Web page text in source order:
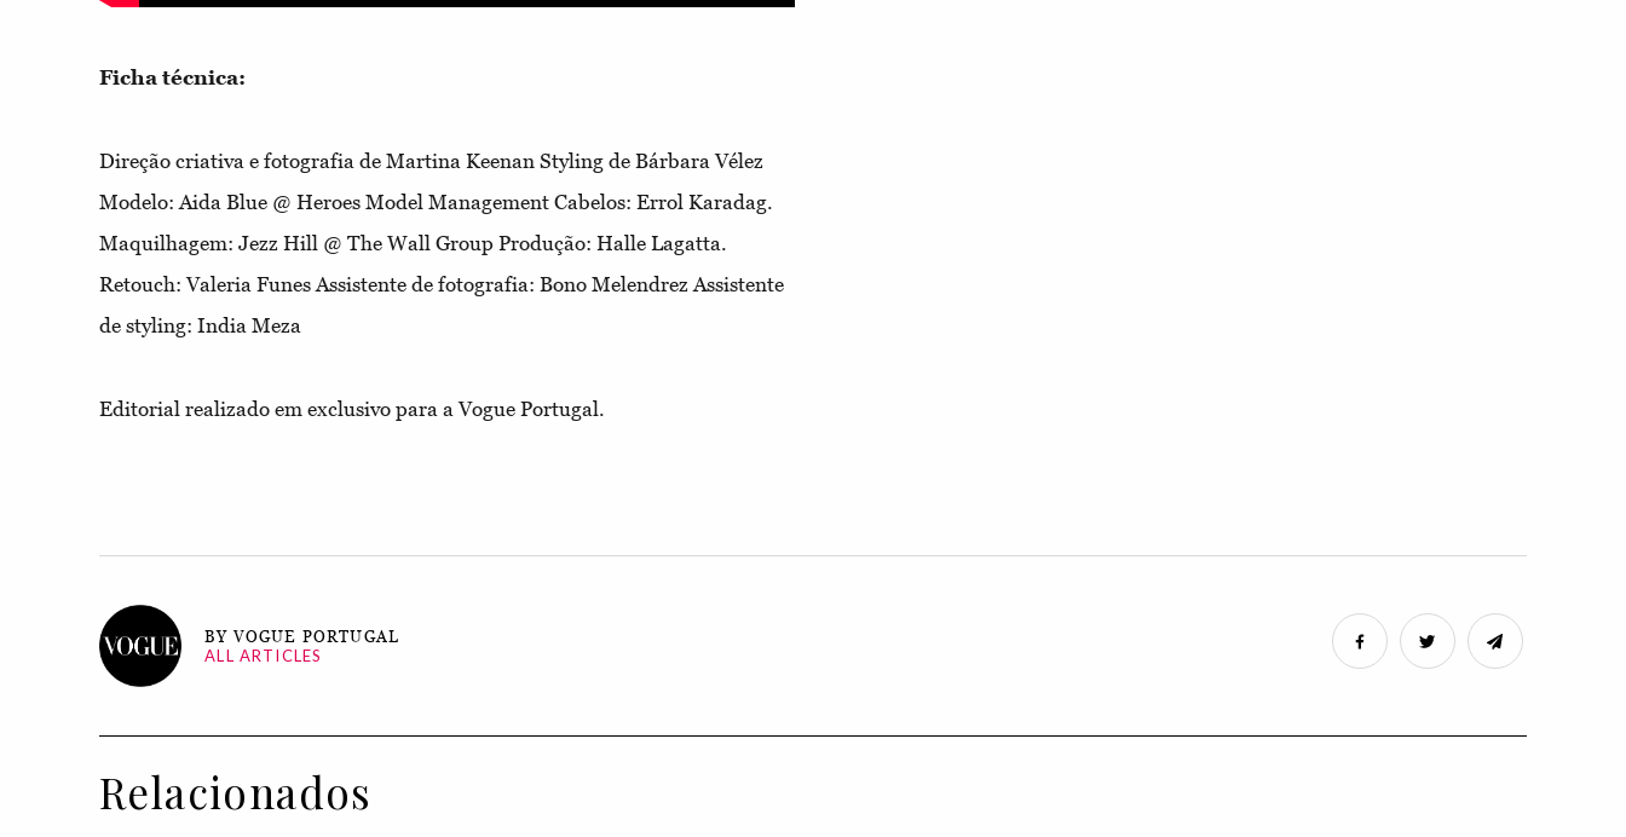
Ficha técnica:
Direção criativa e fotografia de Martina Keenan Styling de Bárbara Vélez
Modelo: Aida Blue @ Heroes Model Management Cabelos: Errol Karadag.
Maquilhagem: Jezz Hill @ The Wall Group Produção: Halle Lagatta.
Retouch: Valeria Funes Assistente de fotografia: Bono Melendrez Assistente
de styling: India Meza
Editorial realizado em exclusivo para a Vogue Portugal.
BY VOGUE PORTUGAL
ALL ARTICLES
Relacionados